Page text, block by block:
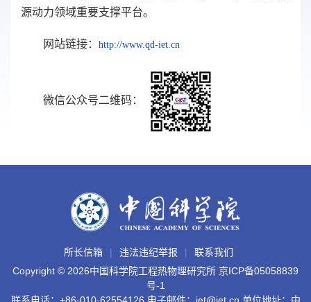
源动力领域重要支撑平台。
网站链接： http://www.qd-iet.cn
微信公众号二维码：
所长信箱 违法违纪举报
联系我们
Copyright © 2026中国科学院工程热物理研究所 京ICP备05058839
号-1